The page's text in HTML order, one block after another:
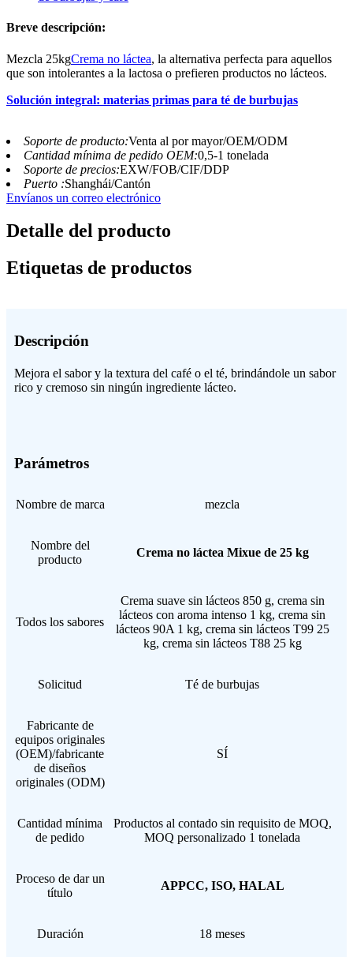
Breve descripción:
Mezcla 25kgCrema no láctea, la alternativa perfecta para aquellos
que son intolerantes a la lactosa o prefieren productos no lácteos.
Solución integral: materias primas para té de burbujas
Soporte de producto:Venta al por mayor/OEM/ODM
Cantidad mínima de pedido OEM:0,5-1 tonelada
Soporte de precios:EXW/FOB/CIF/DDP
Puerto :Shanghái/Cantón
Envíanos un correo electrónico
Detalle del producto
Etiquetas de productos
Descripción
Mejora el sabor y la textura del café o el té, brindándole un sabor
rico y cremoso sin ningún ingrediente lácteo.
Parámetros
Nombre de marca mezcla
Nombre del
producto
Crema no láctea Mixue de 25 kg
Todos los sabores
Crema suave sin lácteos 850 g, crema sin
lácteos con aroma intenso 1 kg, crema sin
lácteos 90A 1 kg, crema sin lácteos T99 25
kg, crema sin lácteos T88 25 kg
Solicitud Té de burbujas
Fabricante de
equipos originales
(OEM)/fabricante
de diseños
originales (ODM)
SÍ
Cantidad mínima
de pedido
Productos al contado sin requisito de MOQ,
MOQ personalizado 1 tonelada
Proceso de dar un
título
APPCC, ISO, HALAL
Duración 18 meses